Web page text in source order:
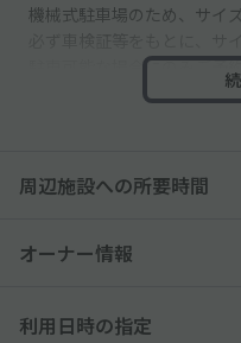
機械式駐車場のため、サイ
駐車可能な場合にのみご予
・各種トラックなど
※外国車・スポーツカーな
周辺施設への所要時間
オーナー情報
利用日時の指定